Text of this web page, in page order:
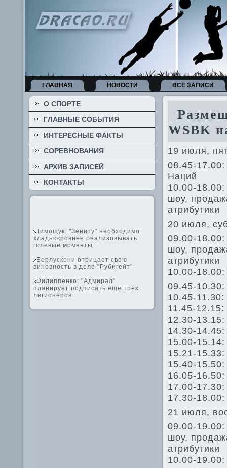
ГЛАВНАЯ НОВОСТИ ВСЕ ЗАПИСИ
О СПОРТЕ
ГЛАВНЫЕ СОБЫТИЯ
ИНТЕРЕСНЫЕ ФАКТЫ
СОРЕВНОВАНИЯ
АРХИВ ЗАПИСЕЙ
КОНТАКТЫ
Тимощук: "Зениту" необходимо
хладнокровнее реализовывать
голевые моменты
Берлускони отрицает свою
виновность в деле "Рубигейт"
Филиппенко: "Адмирал"
планирует подписать ещё трёх
легионеров
WSBK
19 июля,
08.45-
Наций
10.00-
шоу,
атрибутики
20 июля,
09.00-
шоу,
атрибутики
10.00-
09.45-
10.45-11.30:
11.45-
12.30-
14.30-
15.00-
15.21-
15.40-
16.05-
17.00-
17.30-
21 июля,
09.00-
шоу,
атрибутики
10.00-